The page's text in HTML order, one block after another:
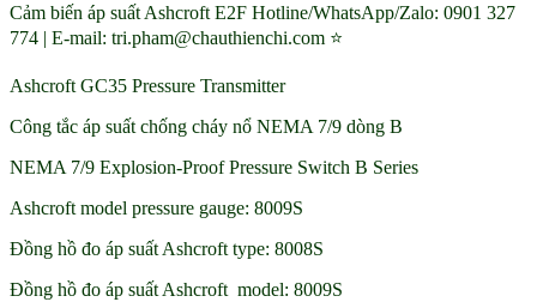
Cảm biến áp suất Ashcroft E2F Hotline/WhatsApp/Zalo: 0901 327
774 | E-mail: tri.pham@chauthienchi.com ⭐
Ashcroft GC35 Pressure Transmitter
Công tắc áp suất chống cháy nổ NEMA 7/9 dòng B
NEMA 7/9 Explosion-Proof Pressure Switch B Series
Ashcroft model pressure gauge: 8009S
Đồng hồ đo áp suất Ashcroft type: 8008S
Đồng hồ đo áp suất Ashcroft model: 8009S